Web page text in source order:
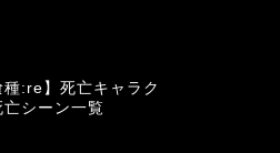
種:re】死亡キャラク
亡シーン一覧